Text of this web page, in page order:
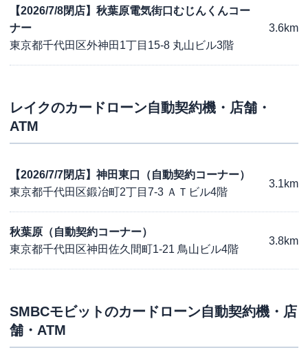
【2026/7/8閉店】秋葉原電気街口むじんくんコー
ナー
東京都千代田区外神田1丁目15-8 丸山ビル3階
3.6km
レイクのカードローン自動契約機・店舗・
ATM
【2026/7/7閉店】神田東口（自動契約コーナー）
東京都千代田区鍛冶町2丁目7-3 ＡＴビル4階
3.1km
秋葉原（自動契約コーナー）
東京都千代田区神田佐久間町1-21 鳥山ビル4階
3.8km
SMBCモビットのカードローン自動契約機・店
舗・ATM